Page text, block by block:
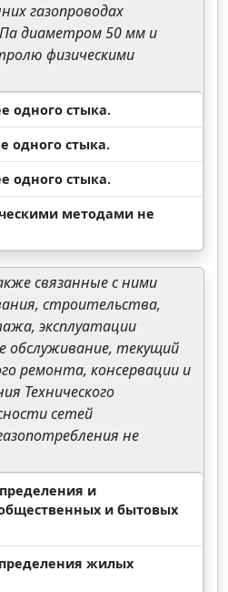
газопроводах
диаметром 50 мм и
физическими
одного стыка.
одного стыка.
одного стыка.
методами не
связанные с ними
строительства,
эксплуатации
обслуживание, текущий
ремонта, консервации и
Технического
сетей
не
и
и бытовых
жилых